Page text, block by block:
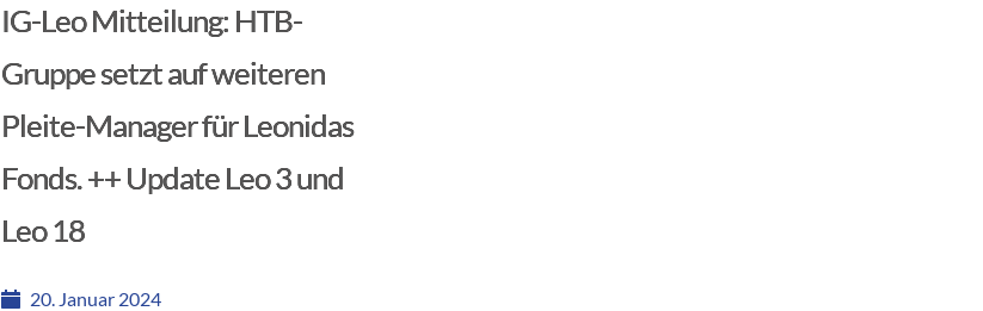
IG-Leo Mitteilung: HTB-
Gruppe setzt auf weiteren
Pleite-Manager für Leonidas
Fonds. ++ Update Leo 3 und
Leo 18
20. Januar 2024